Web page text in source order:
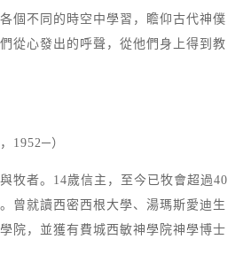
個不同的時空中學習，瞻仰古代神僕
從心發出的呼聲，從他們身上得到教
1952─）
牧者。14歲信主，至今已牧會超過40
曾就讀西密西根大學、湯瑪斯愛迪生
院，並獲有費城西敏神學院神學博士